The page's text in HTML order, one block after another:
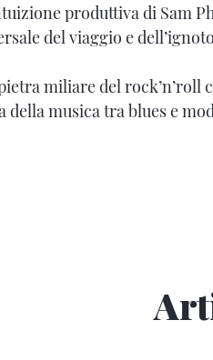
produttiva di Sam
del viaggio e
miliare del rock’n’roll
della musica tra blues e